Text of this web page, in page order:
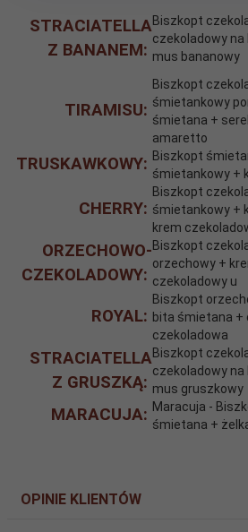
STRACIATELLA
Z BANANEM:
Biszkopt
czekoladowy
mus bananowy
TIRAMISU:
Biszkopt
śmietankowy
śmietana +
amaretto
TRUSKAWKOWY: Biszkopt
śmietankowy +
CHERRY:
Biszkopt
śmietankowy +
krem
ORZECHOWO-
CZEKOLADOWY:
Biszkopt
orzechowy +
czekoladowy u
ROYAL:
Biszkopt
bita śmietana +
czekoladowa
STRACIATELLA
Z GRUSZKĄ:
Biszkopt
czekoladowy
mus gruszkowy
MARACUJA: Maracuja -
śmietana +
OPINIE KLIENTÓW